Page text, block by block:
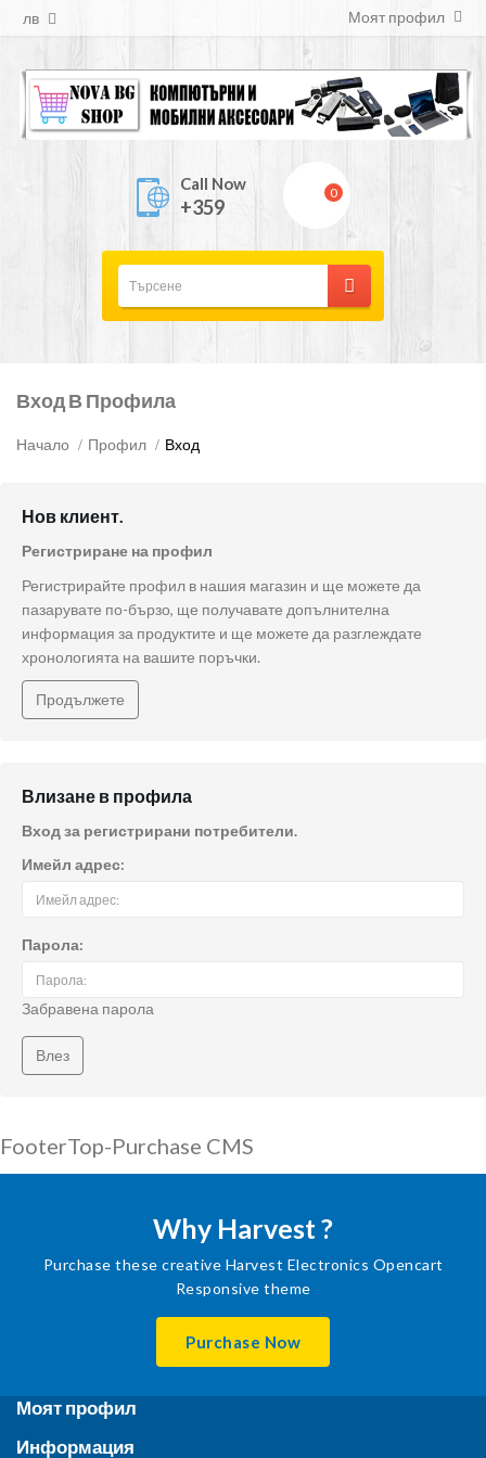
лв Моят профил
Call Now
+359
0
Вход В Профила
Начало Профил Вход
Нов клиент.
Регистриране на профил
Регистрирайте профил в нашия магазин и ще можете да
пазарувате по-бързо, ще получавате допълнителна
информация за продуктите и ще можете да разглеждате
хронологията на вашите поръчки.
Продължете
Влизане в профила
Вход за регистрирани потребители.
Имейл адрес:
Парола:
Забравена парола
FooterTop-Purchase CMS
Why Harvest ?
Purchase these creative Harvest Electronics Opencart
Responsive theme
Purchase Now
Моят профил
Информация